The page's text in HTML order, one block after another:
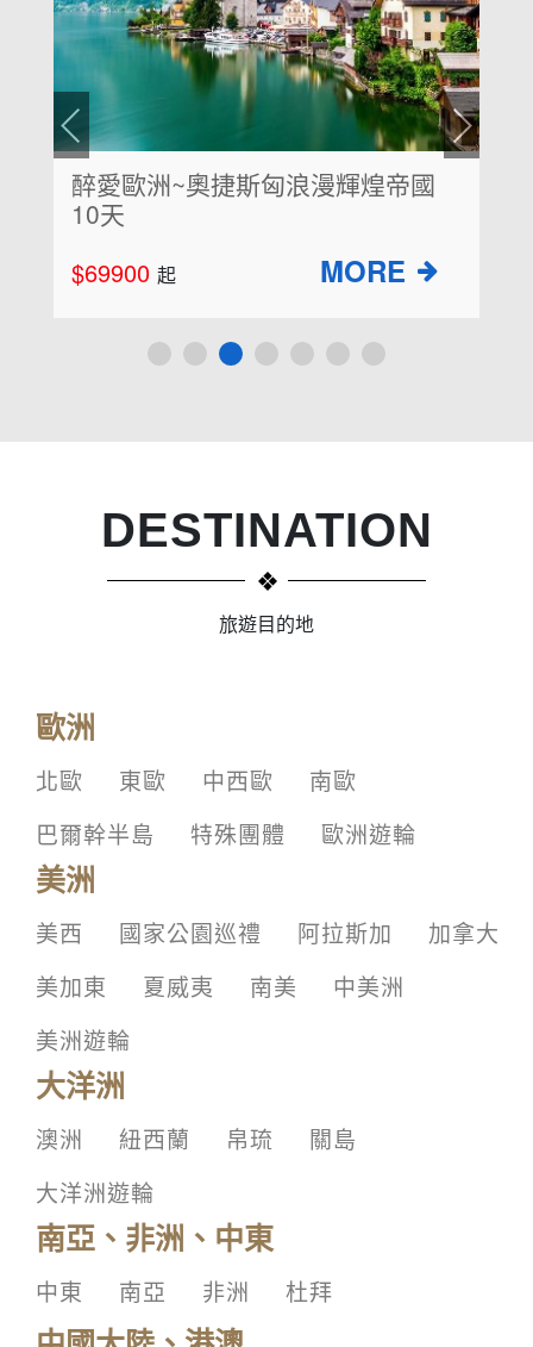
漫輝煌帝國
超值克斯8天~仙境十六湖
$64900起
DESTINATION
旅遊目的地
歐洲
北歐 東歐 中西歐
南歐
巴爾幹半島
特殊團體 歐洲遊輪
美洲
美西 國家公園巡禮 阿拉斯加
加拿大
美加東
夏威夷 南美
中美洲
美洲遊輪
大洋洲
澳洲 紐西蘭 帛琉
關島
大洋洲遊輪
南亞、非洲、中東
中東 南亞 非洲 杜拜